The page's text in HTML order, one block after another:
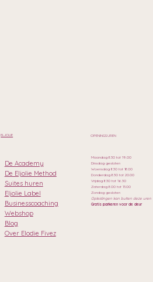
Maandag 8.30 tot 19.00
Dinsdag gesloten
Woensdag 8.30 tot 18.00
Donderdag 8.30 tot 20.00
Vrijdag 8.30 tot 16.30
Zaterdag 8.00 tot 13.00
Zondag gesloten
Opleidingen kan buiten deze uren
Gratis parkeren voor de deur
OPENINGSUREN
De Academy
De Eljolie Method
Suites huren
Eljolie Label
Businesscoaching
Webshop
Blog
Over Elodie Fivez
ELJOLIE